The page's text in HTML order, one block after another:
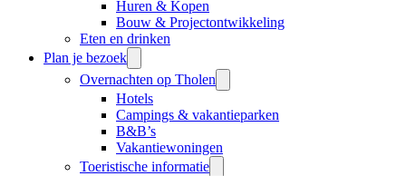
Huren & Kopen
Bouw & Projectontwikkeling
Eten en drinken
Plan je bezoek
Overnachten op Tholen
Hotels
Campings & vakantieparken
B&B’s
Vakantiewoningen
Toeristische informatie